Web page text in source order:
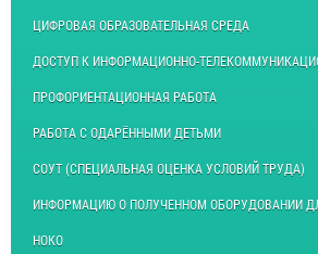
ЦИФРОВАЯ ОБРАЗОВАТЕЛЬНАЯ СРЕДА
ДОСТУП К ИНФОРМАЦИОННО-
ПРОФОРИЕНТАЦИОННАЯ РАБОТА
РАБОТА С ОДАРЁННЫМИ ДЕТЬМИ
СОУТ (СПЕЦИАЛЬНАЯ ОЦЕНКА УСЛОВИЙ ТРУДА)
ИНФОРМАЦИЮ О ПОЛУЧЕННОМ ОБОРУДОВАНИИ
НОКО